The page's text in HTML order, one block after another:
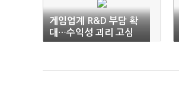
게임업계 R&D 부담 확
대…수익성 괴리 고심